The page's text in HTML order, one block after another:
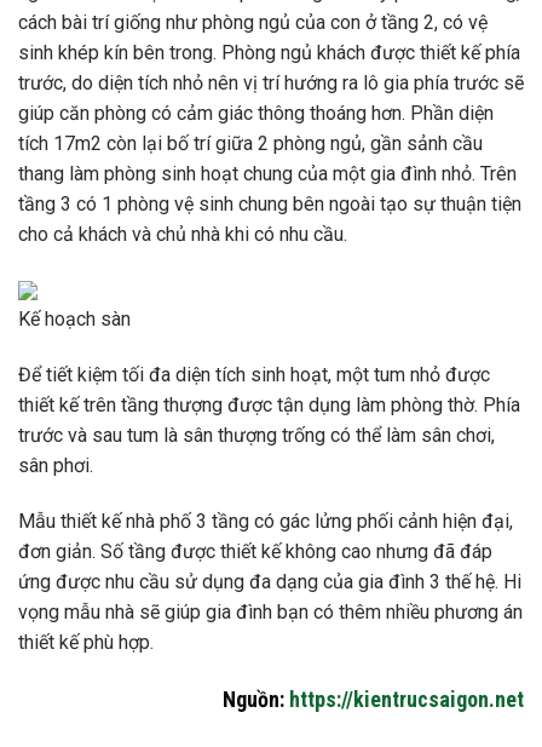
cách bài trí giống như phòng ngủ của con ở tầng 2, có vệ
sinh khép kín bên trong. Phòng ngủ khách được thiết kế phía
trước, do diện tích nhỏ nên vị trí hướng ra lô gia phía trước sẽ
giúp căn phòng có cảm giác thông thoáng hơn. Phần diện
tích 17m2 còn lại bố trí giữa 2 phòng ngủ, gần sảnh cầu
thang làm phòng sinh hoạt chung của một gia đình nhỏ. Trên
tầng 3 có 1 phòng vệ sinh chung bên ngoài tạo sự thuận tiện
cho cả khách và chủ nhà khi có nhu cầu.
Kế hoạch sàn
Để tiết kiệm tối đa diện tích sinh hoạt, một tum nhỏ được
thiết kế trên tầng thượng được tận dụng làm phòng thờ. Phía
trước và sau tum là sân thượng trống có thể làm sân chơi,
sân phơi.
Mẫu thiết kế nhà phố 3 tầng có gác lửng phối cảnh hiện đại,
đơn giản. Số tầng được thiết kế không cao nhưng đã đáp
ứng được nhu cầu sử dụng đa dạng của gia đình 3 thế hệ. Hi
vọng mẫu nhà sẽ giúp gia đình bạn có thêm nhiều phương án
thiết kế phù hợp.
Nguồn: https://kientrucsaigon.net